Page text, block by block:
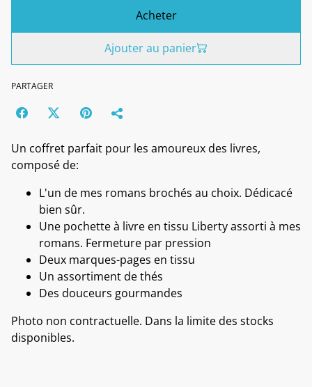
Acheter
Ajouter au panier
PARTAGER
Un coffret parfait pour les amoureux des livres,
composé de:
L'un de mes romans brochés au choix. Dédicacé
bien sûr.
Une pochette à livre en tissu Liberty assorti à mes
romans. Fermeture par pression
Deux marques-pages en tissu
Un assortiment de thés
Des douceurs gourmandes
Photo non contractuelle. Dans la limite des stocks
disponibles.